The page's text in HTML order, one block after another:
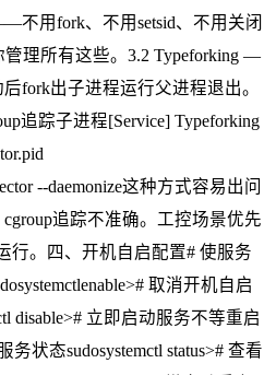
不用fork、不用setsid、不用关闭
管理所有这些。3.2 Typeforking —
fork出子进程运行父进程退出。
追踪子进程[Service] Typeforking
--daemonize这种方式容易出问
追踪不准确。工控场景优先
行。四、开机自启配置# 使服务
取消开机自启
disable># 立即启动服务不等重启
务状态sudosystemctl status># 查看